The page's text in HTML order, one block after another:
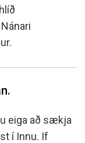
eiga að sækja
í Innu. If